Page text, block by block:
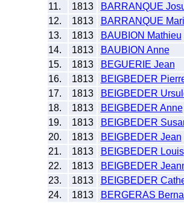
11.
1813
BARRANQUE
12.
1813
BARRANQUE
13.
1813
BAUBION Mathieu
14.
1813
BAUBION Anne
15.
1813
BEGUERIE Jean
16.
1813
BEIGBEDER
17.
1813
BEIGBEDER
18.
1813
BEIGBEDER Anne
19.
1813
BEIGBEDER
20.
1813
BEIGBEDER Jean
21.
1813
BEIGBEDER Louis
22.
1813
BEIGBEDER
23.
1813
BEIGBEDER
24.
1813
BERGERAS